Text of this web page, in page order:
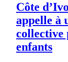
Côte
appelle à
collective
enfants